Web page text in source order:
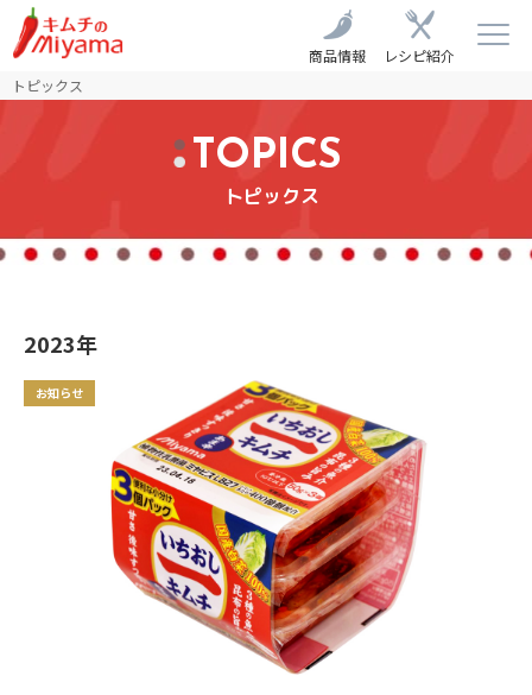
商品情報
レシピ紹介
トピックス
TOPICS
トピックス
2023年
お知らせ